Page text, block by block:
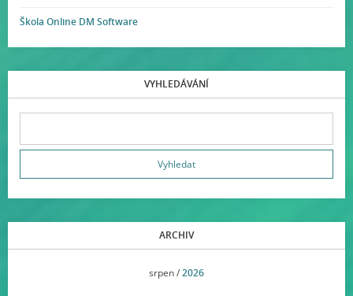
Škola Online DM Software
VYHLEDÁVÁNÍ
ARCHIV
srpen /2026